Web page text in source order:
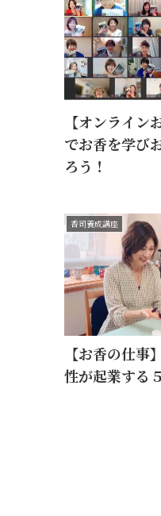
【オンライン
でお香を学び
ろう！
香司養成講座
【お香の仕事
性が起業する